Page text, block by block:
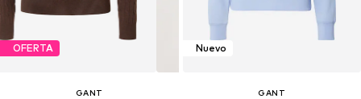
OFERTA
GANT
Nuevo
GANT